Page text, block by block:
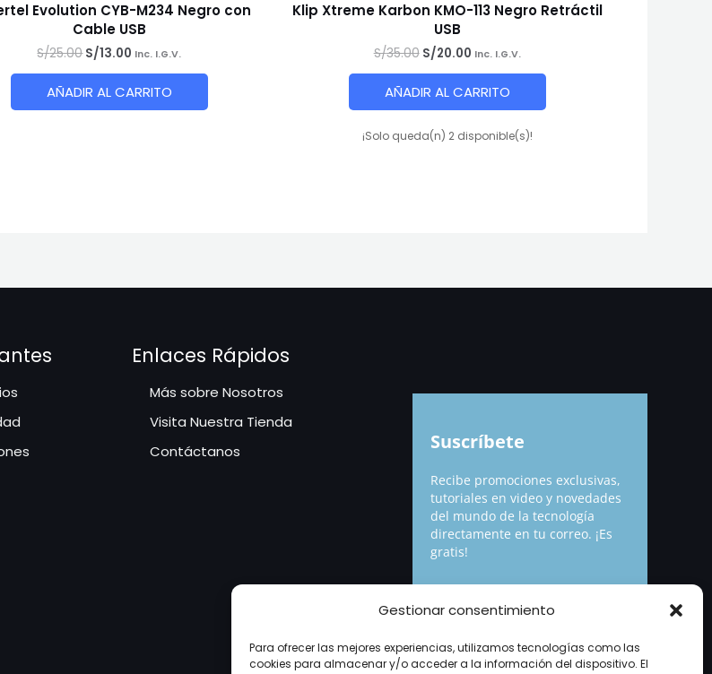
Gestionar consentimiento
Para ofrecer las mejores experiencias, utilizamos tecnologías como las
cookies para almacenar y/o acceder a la información del dispositivo. El
Evolution CYB-M234 Negro con
Cable USB
S/25.00El
era:
S/25.00.
S/13.00 El
es:
S/13.00.
Inc. I.G.V.
AÑADIR AL CARRITO
Klip Xtreme Karbon KMO-113 Negro Retráctil
USB
S/35.00 El
era:
S/35.00.
S/20.00El
es:
S/20.00.
Inc. I.G.V.
AÑADIR AL CARRITO
¡Solo queda(n) 2 disponible(s)!
Enlaces Rápidos
Más sobre Nosotros
Visita Nuestra Tienda
Contáctanos
Suscríbete
Recibe promociones exclusivas,
tutoriales en video y novedades
del mundo de la tecnología
directamente en tu correo. ¡Es
gratis!
Correo